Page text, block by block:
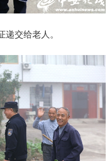
递交给老人。